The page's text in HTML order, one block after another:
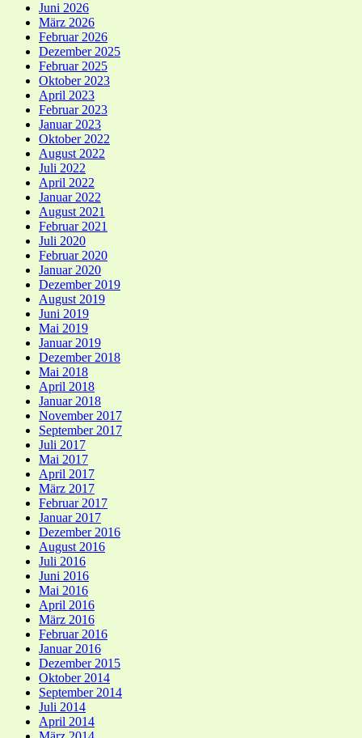
Juni 2026
März 2026
Februar 2026
Dezember 2025
Februar 2025
Oktober 2023
April 2023
Februar 2023
Januar 2023
Oktober 2022
August 2022
Juli 2022
April 2022
Januar 2022
August 2021
Februar 2021
Juli 2020
Februar 2020
Januar 2020
Dezember 2019
August 2019
Juni 2019
Mai 2019
Januar 2019
Dezember 2018
Mai 2018
April 2018
Januar 2018
November 2017
September 2017
Juli 2017
Mai 2017
April 2017
März 2017
Februar 2017
Januar 2017
Dezember 2016
August 2016
Juli 2016
Juni 2016
Mai 2016
April 2016
März 2016
Februar 2016
Januar 2016
Dezember 2015
Oktober 2014
September 2014
Juli 2014
April 2014